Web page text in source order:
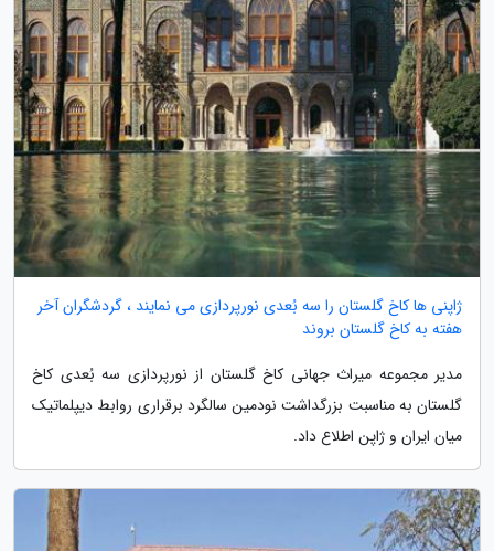
ژاپنی ها کاخ گلستان را سه بُعدی نورپردازی می نمایند ، گردشگران آخر
هفته به کاخ گلستان بروند
مدیر مجموعه میراث جهانی کاخ گلستان از نورپردازی سه بُعدی کاخ
گلستان به مناسبت بزرگداشت نودمین سالگرد برقراری روابط دیپلماتیک
میان ایران و ژاپن اطلاع داد.